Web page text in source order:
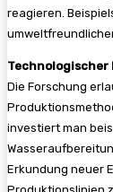
reagieren.
Die Forschung
investiert man
Erkundung neuer